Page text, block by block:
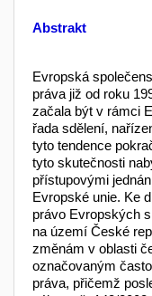
Abstrakt
Evropská
práva již od roku
začala být v rámci
řada sdělení,
tyto tendence
tyto skutečnosti
přístupovými
Evropské unie. Ke
právo Evropských
na území České
změnám v oblasti
označovaným
práva, přičemž